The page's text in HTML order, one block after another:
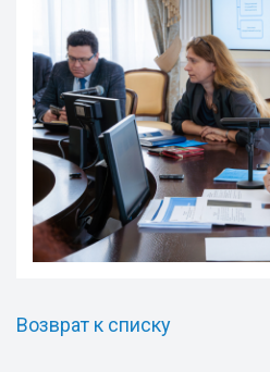
Возврат к списку